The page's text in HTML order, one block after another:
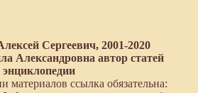
Сергеевич, 2001-2020
Александровна автор статей
энциклопедии
материалов ссылка обязательна: